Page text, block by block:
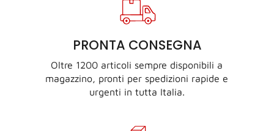
PRONTA CONSEGNA
Oltre 1200 articoli sempre disponibili a
magazzino, pronti per spedizioni rapide e
urgenti in tutta Italia.